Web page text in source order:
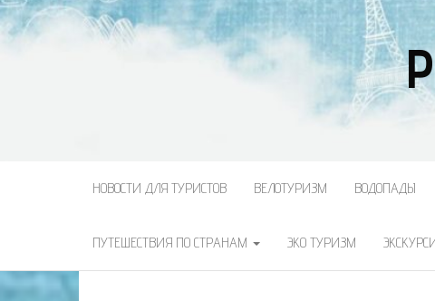
НОВОСТИ ДЛЯ ТУРИСТОВ ВЕЛОТУРИЗМ ВОДОПАДЫ
ПУТЕШЕСТВИЯ ПО СТРАНАМ ЭКО ТУРИЗМ